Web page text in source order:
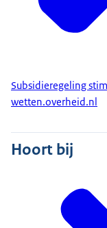
Subsidieregeling
wetten.overheid.nl
Hoort bij